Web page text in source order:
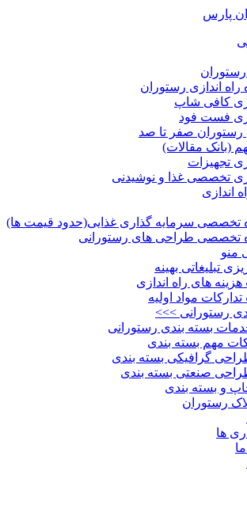
اندازی رستوران
کافی شاپ
فست فود
صفر تا صد
(بانک مقالات)
تجهیزات
تخصصی غذا و نوشیدنی
اندازی
تخصصی سرمایه گذاری غذایی(حدود قیمت ها)
تخصصی طراحی های رستورانی
تبلیغاتی بهینه
های راه اندازی
مواد اولیه
رستورانی >>>
بسته بندی رستورانی
مهم بسته بندی
گرافیکی بسته بندی
صنعتی بسته بندی
و بسته بندی
رستوران
ها